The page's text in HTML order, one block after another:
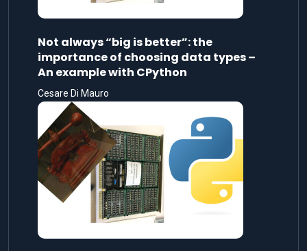
Not always “big is better”: the
importance of choosing data types –
An example with CPython
Cesare Di Mauro